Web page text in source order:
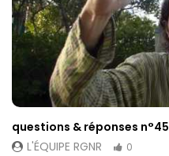
questions & réponses n°45
L'ÉQUIPE RGNR
0